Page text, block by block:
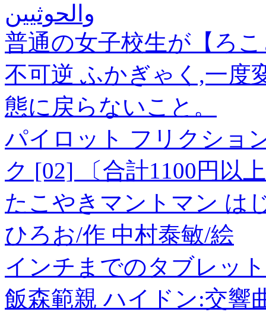
والحوثيين
普通の女子校生が【ろ
不可逆 ふかぎゃく,一度
態に戻らないこと。
パイロット フリクショ
ク [02] 〔合計1100円以
たこやきマントマン は
ひろお/作 中村泰敏/絵
インチまでのタブレッ
飯森範親 ハイドン:交響